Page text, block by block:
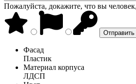
Пожалуйста, докажите, что вы
Фасад
Пластик
Материал корпуса
ЛДСП